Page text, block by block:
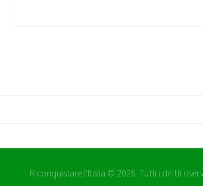
Riconquistare l'Italia © 2026. Tutti i diritti